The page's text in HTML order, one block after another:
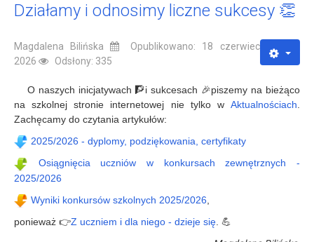
Działamy i odnosimy liczne sukcesy 👏
Magdalena Bilińska
Opublikowano: 18 czerwiec
2026
Odsłony: 335
O naszych inicjatywach 🧗i sukcesach 🎉piszemy na bieżąco
na szkolnej stronie internetowej nie tylko w Aktualnościach
Zachęcamy do czytania artykułów:
2025/2026 - dyplomy, podziękowania, certyfikaty
Osiągnięcia uczniów w konkursach zewnętrznych -
2025/2026
Wyniki konkursów szkolnych 2025/2026
ponieważ 👉Z uczniem i dla niego - dzieje się . 💪